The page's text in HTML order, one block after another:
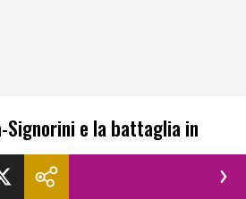
Signorini e la battaglia in
sembra essere lo scontro